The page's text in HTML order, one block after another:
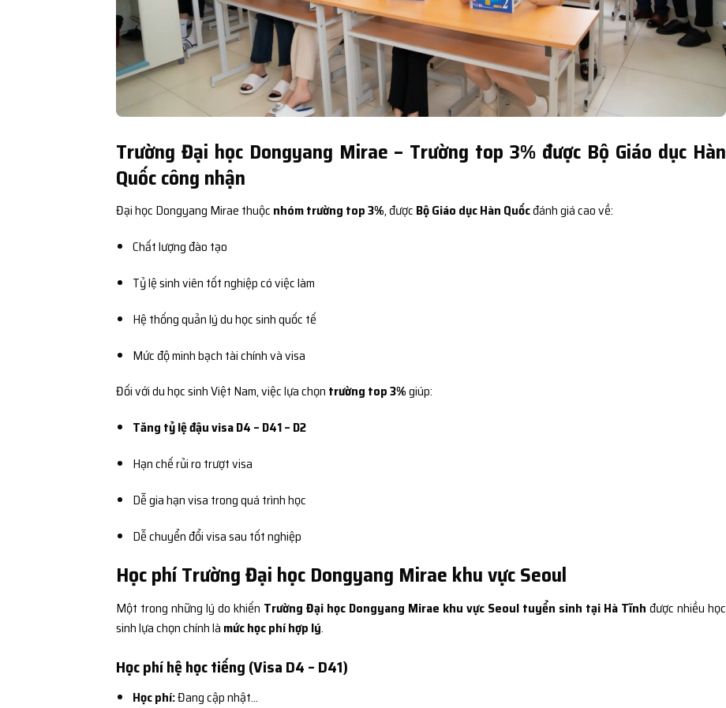
Trường Đại học Dongyang Mirae – Trường top 3% được Bộ Giáo dục Hàn
Quốc công nhận
Đại học Dongyang Mirae thuộc nhóm trường top 3%, được Bộ Giáo dục Hàn Quốcđánh giá cao về:
Chất lượng đào tạo
Tỷ lệ sinh viên tốt nghiệp có việc làm
Hệ thống quản lý du học sinh quốc tế
Mức độ minh bạch tài chính và visa
Đối với du học sinh Việt Nam, việc lựa chọn trường top 3%giúp:
Tăng tỷ lệ đậu visa D4 – D41 – D2
Hạn chế rủi ro trượt visa
Dễ gia hạn visa trong quá trình học
Dễ chuyển đổi visa sau tốt nghiệp
Học phí Trường Đại học Dongyang Mirae khu vực Seoul
Một trong những lý do khiến Trường Đại học Dongyang Mirae khu vực Seoul tuyển sinh tại Hà Tĩnh được nhiều học
sinh lựa chọn chính là mức học phí hợp lý.
Học phí hệ học tiếng (Visa D4 – D41)
Học phí:Đang cập nhật…